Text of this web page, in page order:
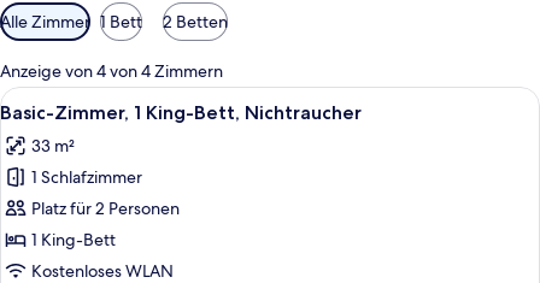
Verfügbare
Filter
für
Zimmer
Alle Zimmer 1 Bett 2 Betten
Anzeige von 4 von 4 Zimmern
Alle
Fotos
für
Basic-
Zimmer,
1 King-
Bett,
Hochwertige Bettwaren,
8
Basic-Zimmer, 1 King-Bett, Nichtraucher
33 m²
1 Schlafzimmer
Platz für 2 Personen
1 King-Bett
Kostenloses WLAN